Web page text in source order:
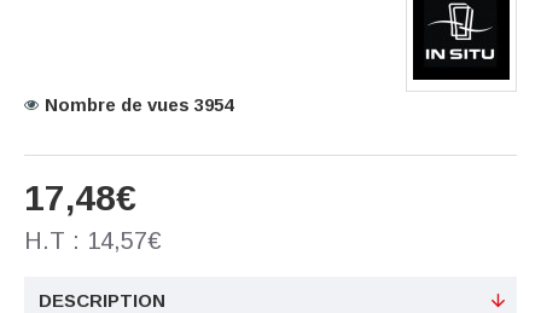
17,48€
H.T : 14,57€
Nombre de vues 3954
DESCRIPTION